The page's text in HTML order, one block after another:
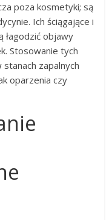
poza kosmetyki; są
Ich ściągające i
łagodzić objawy
Stosowanie tych
zapalnych
oparzenia czy